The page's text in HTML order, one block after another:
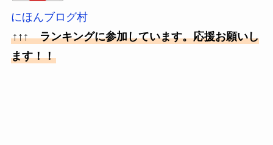
にほんブログ村
↑↑↑ ランキングに参加しています。応援お願いし
ます！！